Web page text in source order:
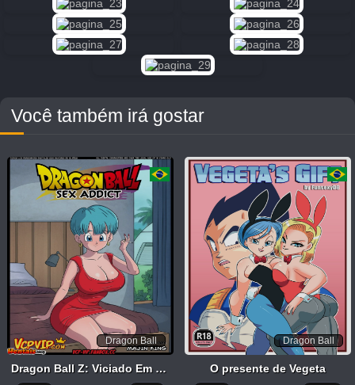
Você também irá gostar
Dragon Ball
Dragon Ball Z: Viciado Em Sexo
Dragon Ball
O presente de Vegeta